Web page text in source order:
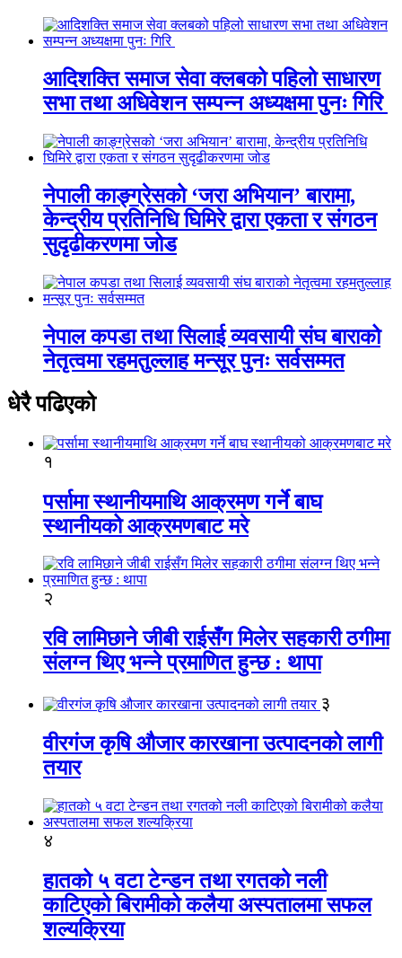
आदिशक्ति समाज सेवा क्लबको पहिलो साधारण
सभा तथा अधिवेशन सम्पन्न अध्यक्षमा पुनः गिरि
नेपाली काङ्ग्रेसको ‘जरा अभियान’ बारामा,
केन्द्रीय प्रतिनिधि घिमिरे द्वारा एकता र संगठन
सुदृढीकरणमा जोड
नेपाल कपडा तथा सिलाई व्यवसायी संघ बाराको
नेतृत्वमा रहमतुल्लाह मन्सूर पुनः सर्वसम्मत
धेरै पढिएको
१
पर्सामा स्थानीयमाथि आक्रमण गर्ने बाघ
स्थानीयको आक्रमणबाट मरे
२
रवि लामिछाने जीबी राईसँग मिलेर सहकारी ठगीमा
संलग्न थिए भन्ने प्रमाणित हुन्छ : थापा
३
वीरगंज कृषि औजार कारखाना उत्पादनको लागी
तयार
४
हातको ५ वटा टेन्डन तथा रगतको नली
काटिएको बिरामीको कलैया अस्पतालमा सफल
शल्यक्रिया